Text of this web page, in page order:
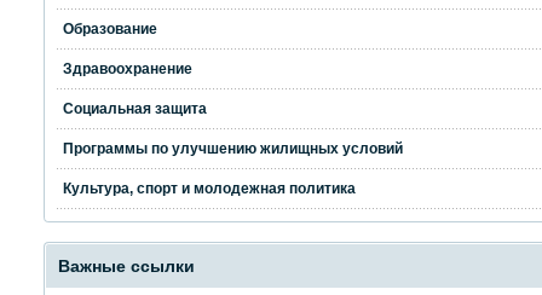
Образование
Здравоохранение
Социальная защита
Программы по улучшению жилищных условий
Культура, спорт и молодежная политика
Важные ссылки